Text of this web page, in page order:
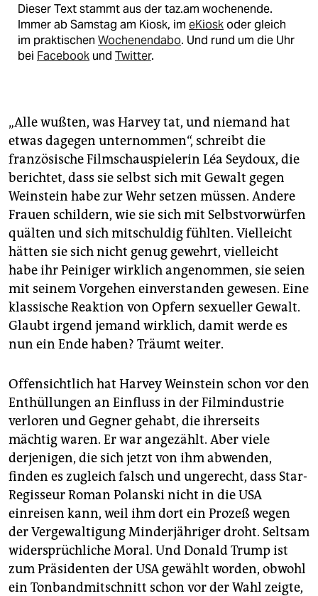
Dieser Text stammt aus der taz.am wochenende.
Immer ab Samstag am Kiosk, im eKioskoder gleich
im praktischen Wochenendabo. Und rund um die Uhr
bei Facebook und Twitter.
„Alle wußten, was Harvey tat, und niemand hat
etwas dagegen unternommen“, schreibt die
französische Filmschauspielerin Léa Seydoux, die
berichtet, dass sie selbst sich mit Gewalt gegen
Weinstein habe zur Wehr setzen müssen. Andere
Frauen schildern, wie sie sich mit Selbstvorwürfen
quälten und sich mitschuldig fühlten. Vielleicht
hätten sie sich nicht genug gewehrt, vielleicht
habe ihr Peiniger wirklich angenommen, sie seien
mit seinem Vorgehen einverstanden gewesen. Eine
klassische Reaktion von Opfern sexueller Gewalt.
Glaubt irgend jemand wirklich, damit werde es
nun ein Ende haben? Träumt weiter.
Offensichtlich hat Harvey Weinstein schon vor den
Enthüllungen an Einfluss in der Filmindustrie
verloren und Gegner gehabt, die ihrerseits
mächtig waren. Er war angezählt. Aber viele
derjenigen, die sich jetzt von ihm abwenden,
finden es zugleich falsch und ungerecht, dass Star-
Regisseur Roman Polanski nicht in die USA
einreisen kann, weil ihm dort ein Prozeß wegen
der Vergewaltigung Minderjähriger droht. Seltsam
widersprüchliche Moral. Und Donald Trump ist
zum Präsidenten der USA gewählt worden, obwohl
ein Tonbandmitschnitt schon vor der Wahl zeigte,